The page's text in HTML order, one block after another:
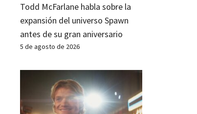
Todd McFarlane habla sobre la
expansión del universo Spawn
antes de su gran aniversario
5 de agosto de 2026